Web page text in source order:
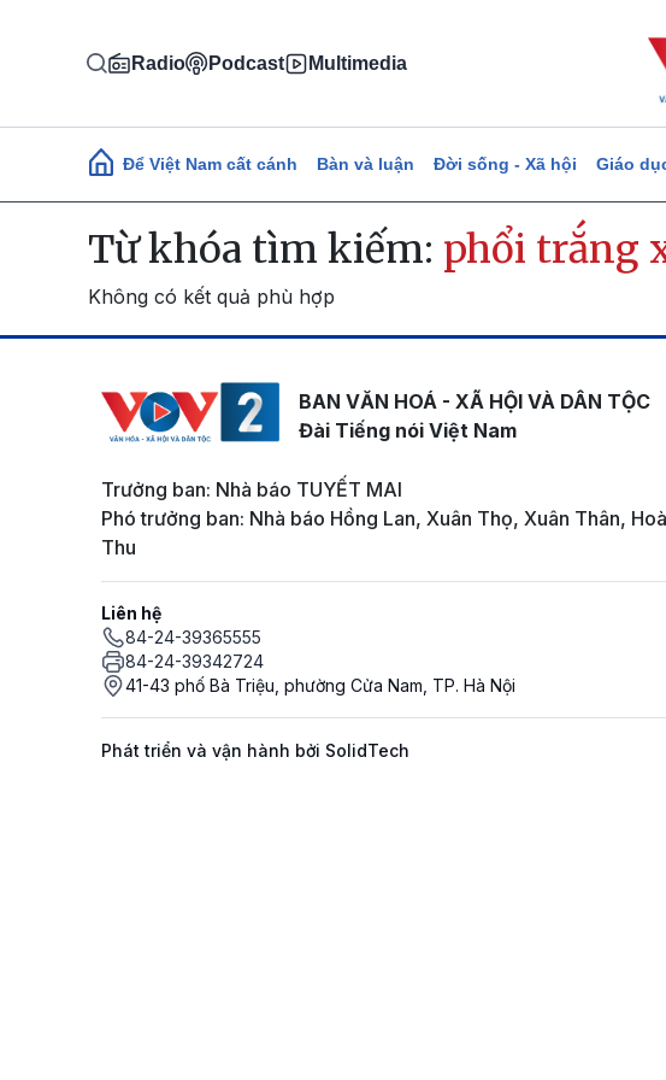
Radio Podcast Multimedia
Main navigation
Để Việt Nam cất cánh Bàn và luận Đời sống - Xã hội Giáo
Từ khóa tìm kiếm: phổi trắng
Không có kết quả phù hợp
BAN VĂN HOÁ - XÃ HỘI VÀ DÂN TỘC
Đài Tiếng nói Việt Nam
Trưởng ban: Nhà báo TUYẾT MAI
Phó trưởng ban: Nhà báo Hồng Lan, Xuân Thọ, Xuân Thân,
Thu
Liên hệ
84-24-39365555
84-24-39342724
41-43 phố Bà Triệu, phường Cửa Nam, TP. Hà Nội
Phát triển và vận hành bởi SolidTech